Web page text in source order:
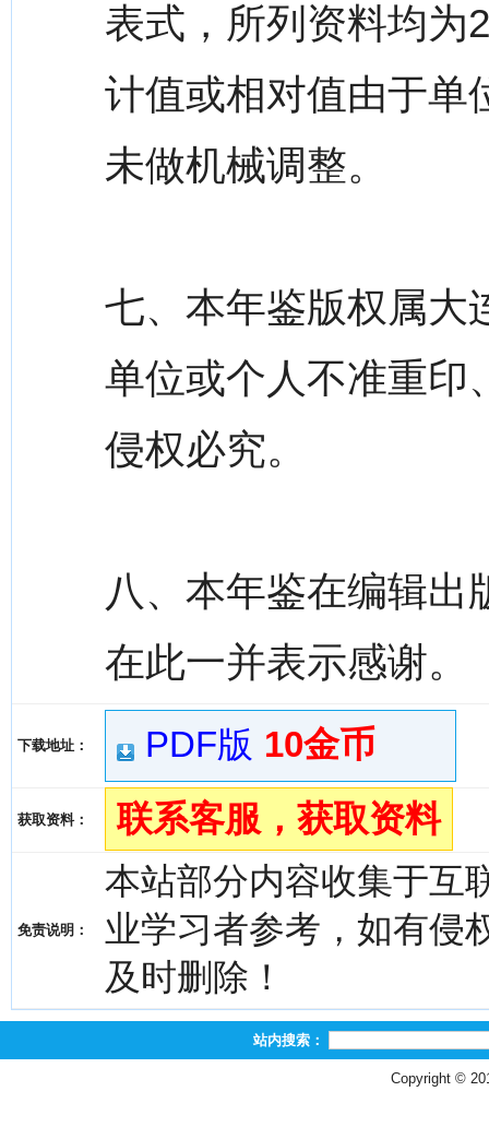
表式，所列资料均为
计值或相对值由于单
未做机械调整。
七、本年鉴版权属大
单位或个人不准重印
侵权必究。
八、本年鉴在编辑出
在此一并表示感谢。
下载地址： PDF版 10金币
获取资料： 联系客服，获取资料
免责说明：
本站部分内容收集于互
业学习者参考，如有侵
及时删除！
站内搜索：
Copyright ©